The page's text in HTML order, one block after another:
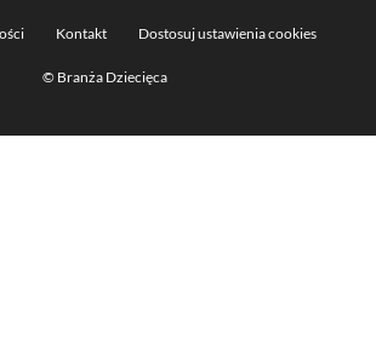
© Branża Dziecięca
Kontakt Dostosuj ustawienia cookies